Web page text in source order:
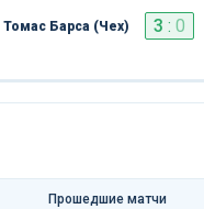
Томас Барса (Чех) 3 : 0
Прошедшие матчи